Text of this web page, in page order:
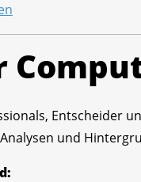
Entscheider
und